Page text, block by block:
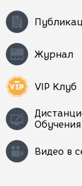
Журнал
VIP Клуб
Обучения
Видео в